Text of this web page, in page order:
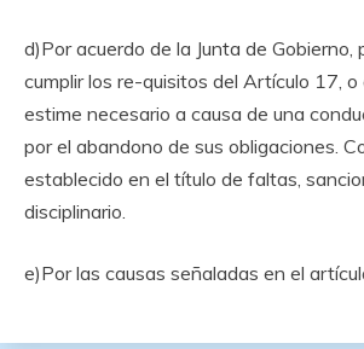
d)Por acuerdo de la Junta de Gobierno,
cumplir los re-quisitos del Artículo 17, o
estime necesario a causa de una
por el abandono de sus obligaciones.
establecido en el título de faltas,
disciplinario.
e)Por las causas señaladas en el